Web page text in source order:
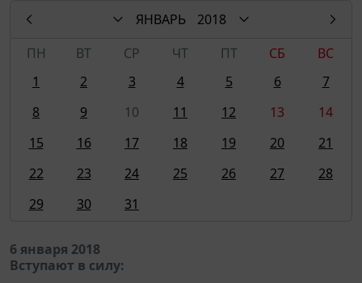
ЯНВАРЬ
2018
ПН
ВТ СР ЧТ ПТ СБ
ВС
1
2 3 4 5 6
7
8
9 10 11 12 13
14
15
16 17 18 19 20
21
22
23 24 25 26 27
28
29
30 31
6 января 2018
Вступают в силу: